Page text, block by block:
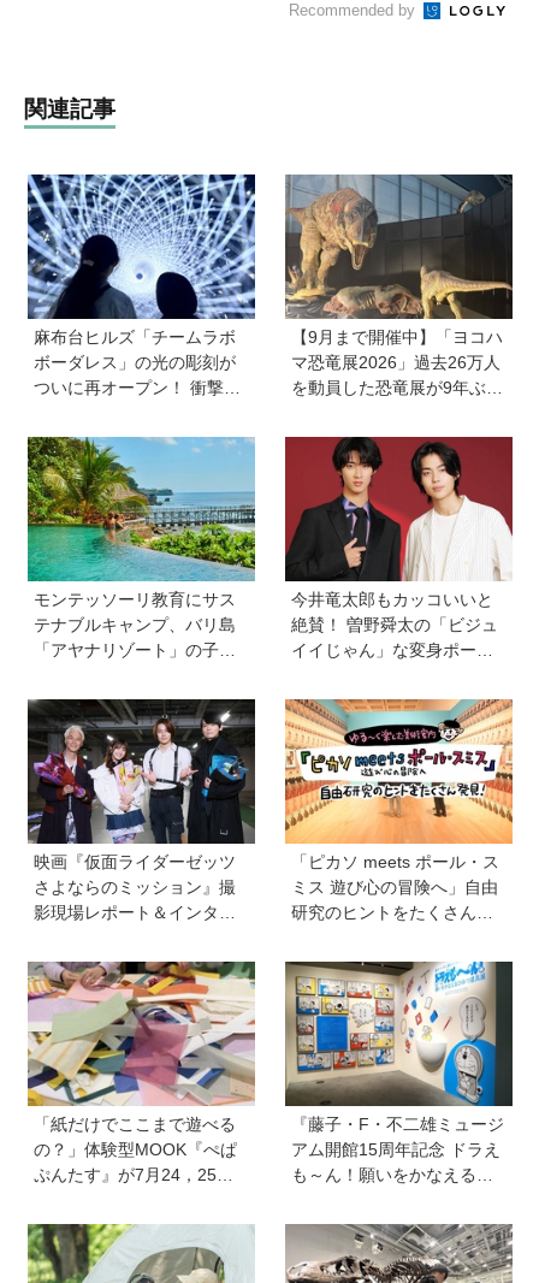
Recommended by
関連記事
麻布台ヒルズ「チームラボ
ボーダレス」の光の彫刻が
ついに再オープン！ 衝撃の
「宇宙の非対称性につい
て」も同時開催中
【9月まで開催中】「ヨコハ
マ恐竜展2026」過去26万人
を動員した恐竜展が9年ぶり
で楽しむポイントを完全ガ
モンテッソーリ教育にサス
テナブルキャンプ、バリ島
「アヤナリゾート」の子ど
すぎる！ 家族でおすすめの
過ごし方とは
今井竜太郎もカッコいいと
絶賛！ 曽野舜太の「ビジュ
イイじゃん」な変身ポーズ
イダーゼッツ さよならのミ
ッション』】
映画『仮面ライダーゼッツ
さよならのミッション』撮
影現場レポート＆インタビ
「ピカソ meets ポール・ス
ミス 遊び心の冒険へ」自由
研究のヒントをたくさん発
わいい♡【ゆる〜く楽しむ
美術案内】
「紙だけでここまで遊べる
の？」体験型MOOK『ぺぱ
ぷんたす』が7月24，25日
に出展。飛び込んで遊べる
紙のプールも！
『藤子・F・不二雄ミュージ
アム開館15周年記念 ドラえ
も～ん！願いをかなえるひ
グッズや体験イベントなど
親子で満喫するポイントを
徹底レポ